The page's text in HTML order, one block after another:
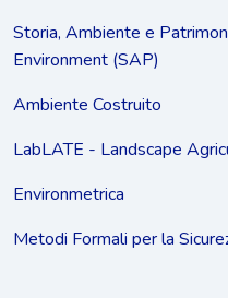
Storia, Ambiente e
Environment (SAP)
Ambiente Costruito
LabLATE - Landscape
Environmetrica
Metodi Formali per la